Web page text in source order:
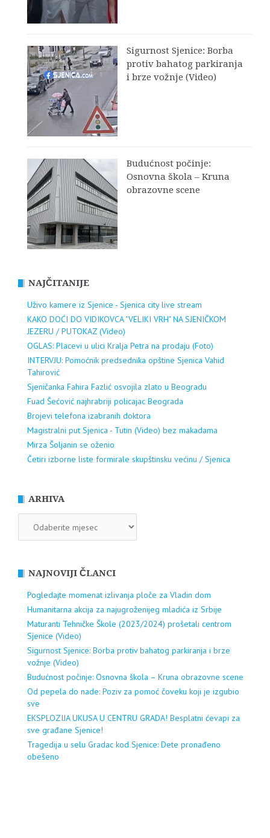
Sigurnost Sjenice: Borba
protiv bahatog parkiranja
i brze vožnje (Video)
Budućnost počinje:
Osnovna škola – Kruna
obrazovne scene
NAJČITANIJE
Uživo kamere iz Sjenice - Sjenica city live stream
KAKO DOĆI DO VIDIKOVCA "VELIKI VRH" NA SJENIČKOM
JEZERU / PUTOKAZ (Video)
OGLAS: Placevi u ulici Kralja Petra na prodaju (Foto)
INTERVJU: Pomoćnik predsednika opštine Sjenica Vahid
Tahirović
Sjeničanka Fahira Fazlić osvojila zlato u Beogradu
Fuad Šećović najhrabriji policajac Beograda
Brojevi telefona izabranih doktora
Magistralni put Sjenica - Tutin (Video) bez makadama
Mirza Šoljanin se oženio
Četiri izborne liste formirale skupštinsku većinu / Sjenica
ARHIVA
NAJNOVIJI ČLANCI
Pogledajte momenat izlivanja ploče za Vladin dom
Humanitarna akcija za najugroženijeg mladića iz Srbije
Maturanti Tehničke Škole (2023/2024) prošetali centrom
Sjenice (Video)
Sigurnost Sjenice: Borba protiv bahatog parkiranja i brze
vožnje (Video)
Budućnost počinje: Osnovna škola – Kruna obrazovne scene
Od pepela do nade: Poziv za pomoć čoveku koji je izgubio
sve
EKSPLOZIJA UKUSA U CENTRU GRADA! Besplatni ćevapi za
sve građane Sjenice!
Tragedija u selu Gradac kod Sjenice: Dete pronađeno
obešeno